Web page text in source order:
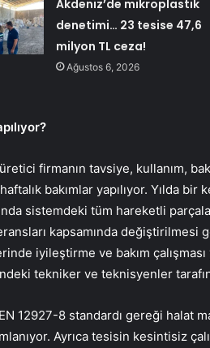
Akdeniz’de mikroplastik
denetimi… 23 tesise 47,6
milyon TL ceza!
Ağustos 6, 2026
firmanın tavsiye, kullanım,
bakımlar yapılıyor. Yılda bir
sistemdeki tüm hareketli
kapsamında
iyileştirme ve bakım
tekniker ve teknisyenler
12927-8 standardı gereği halat
Ayrıca tesisin kesintisiz